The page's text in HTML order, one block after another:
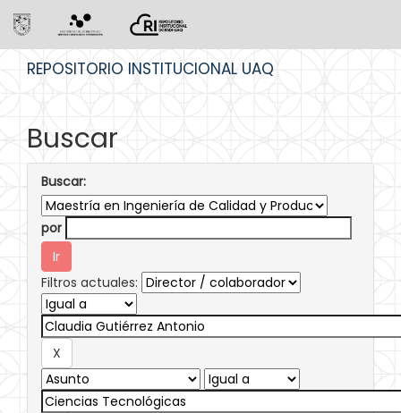
REPOSITORIO INSTITUCIONAL UAQ
Buscar
Buscar:
por
Filtros actuales: